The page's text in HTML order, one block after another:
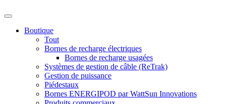
Boutique
Tout
Bornes de recharge électriques
Bornes de recharge usagées
Systèmes de gestion de câble (ReTrak)
Gestion de puissance
Piédestaux
Bornes ENERGIPOD par WattSun Innovations